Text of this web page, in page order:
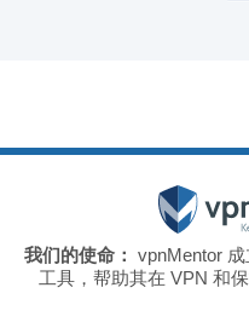
我们的使命： vpnMentor
工具，帮助其在 VPN 和